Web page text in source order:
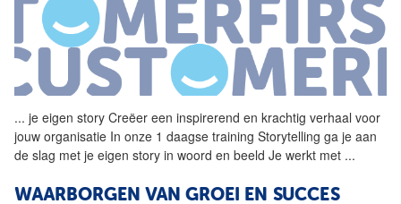
... je eigen story Creëer een inspirerend en krachtig verhaal voor
jouw organisatie In onze 1 daagse training Storytelling ga je aan
de slag met je eigen story in woord en beeld Je werkt met ...
WAARBORGEN VAN GROEI EN SUCCES